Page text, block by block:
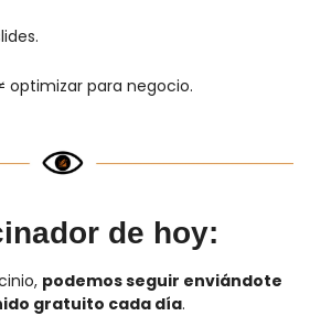
optimizar para negocio.
de hoy:
podemos seguir enviándote
gratuito cada día.